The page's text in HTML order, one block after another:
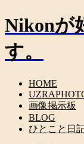
Nikonが
す。
HOME
画像掲示板
BLOG
ひとこと日